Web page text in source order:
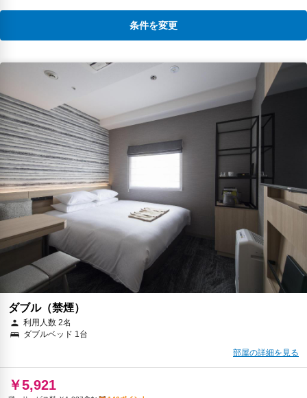
条件を変更
ダブル（禁煙）
利用人数 2名
ダブルベッド 1台
部屋の詳細を見る
￥5,921